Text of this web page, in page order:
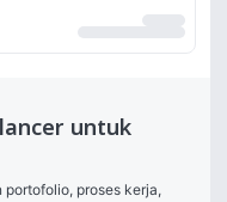
untuk
portofolio, proses kerja,